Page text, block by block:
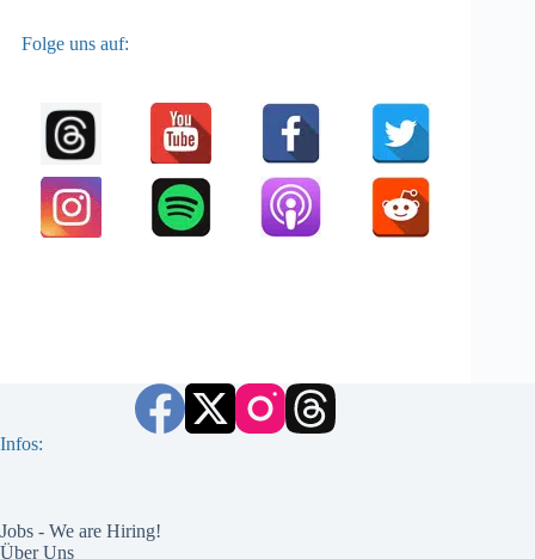
Folge uns auf:
Infos:
Jobs - We are Hiring!
Über Uns